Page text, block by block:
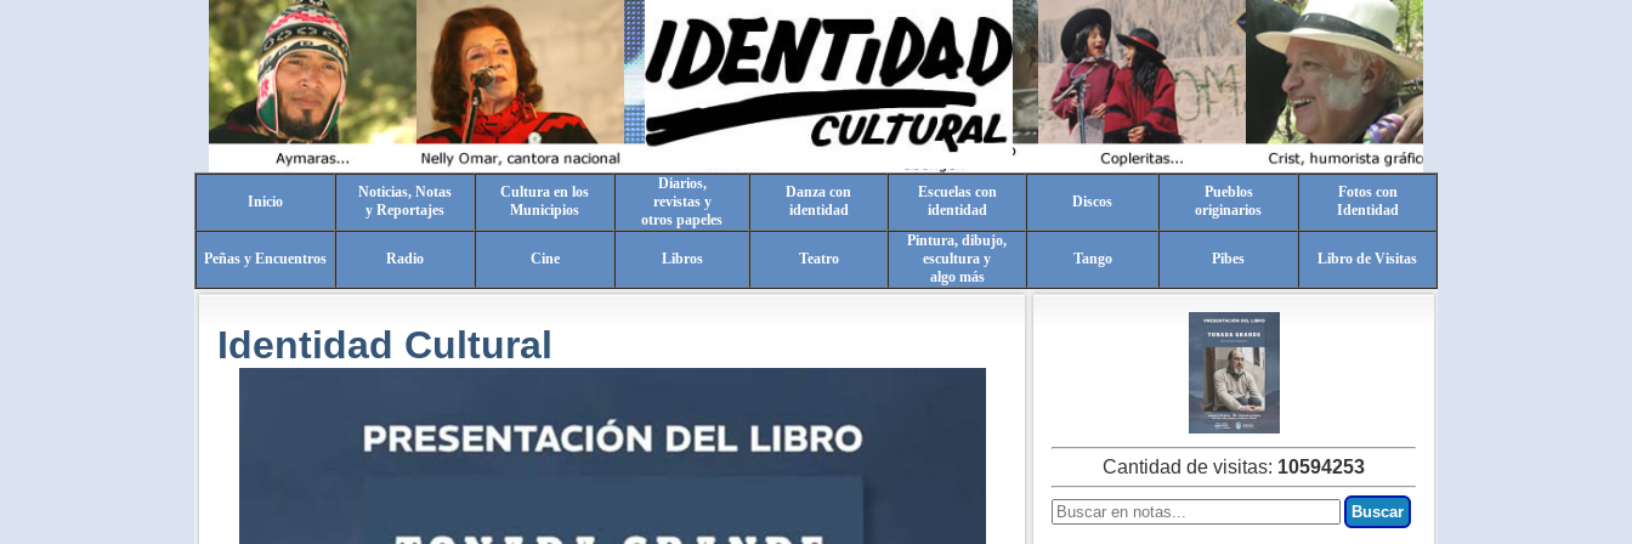
Inicio
Noticias, Notas
y Reportajes
Cultura en los
Municipios
Diarios,
revistas y
otros papeles
Danza con
identidad
Escuelas con
identidad
Discos
Pueblos
originarios
Fotos con
Identidad
Peñas y Encuentros Radio Cine Libros Teatro
Pintura, dibujo,
escultura y
algo más
Tango Pibes Libro de Visitas
Identidad Cultural
Cantidad de visitas: 10594253